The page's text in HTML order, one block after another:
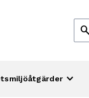
Sök
keyboard_arrow_down